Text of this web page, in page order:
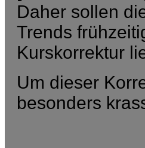
Daher sollen
Trends
Kurskorrektur
Um dieser
besonders